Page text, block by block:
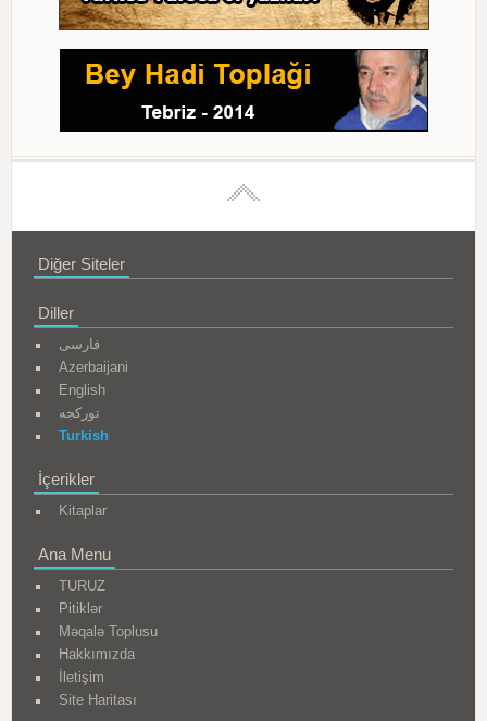
Diğer Siteler
Diller
فارسی
Azerbaijani
English
تورکجه
Turkish
İçerikler
Kitaplar
Ana Menu
TURUZ
Pitiklər
Məqalə Toplusu
Hakkımızda
İletişim
Site Haritası